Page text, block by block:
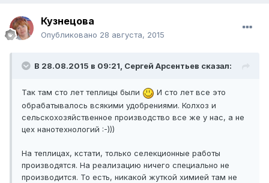
Кузнецова
Опубликовано 28 августа, 2015
В 28.08.2015 в 09:21, Сергей Арсентьев сказал:
Так там сто лет теплицы были
И сто лет все это
обрабатывалось всякими удобрениями. Колхоз и
сельскохозяйственное производство все же у нас, а не
цех нанотехнологий :-)))
На теплицах, кстати, только селекционные работы
производятся. На реализацию ничего специально не
производится. То есть, никакой жуткой химией там не